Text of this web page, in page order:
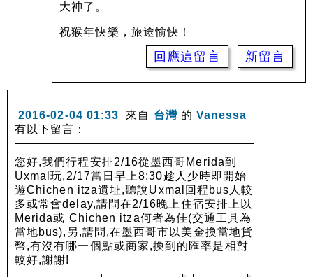
大神了。
祝猴年快樂，旅途愉快！
回應這留言 新留言
2016-02-04 01:33 來自 台灣 的 Vanessa
有以下留言：
您好,我們行程安排2/16從墨西哥Merida到
Uxmal玩,2/17當日早上8:30趁人少時即開始
遊Chichen itza遺址,聽說Uxmal回程bus人較
多或常會delay,請問在2/16晚上住宿安排上以
Merida或 Chichen itza何者為佳(交通工具為
當地bus),另,請問,在墨西哥市以美金換當地貨
幣,有沒有哪一個點或商家,換到的匯率是相對
較好,謝謝!